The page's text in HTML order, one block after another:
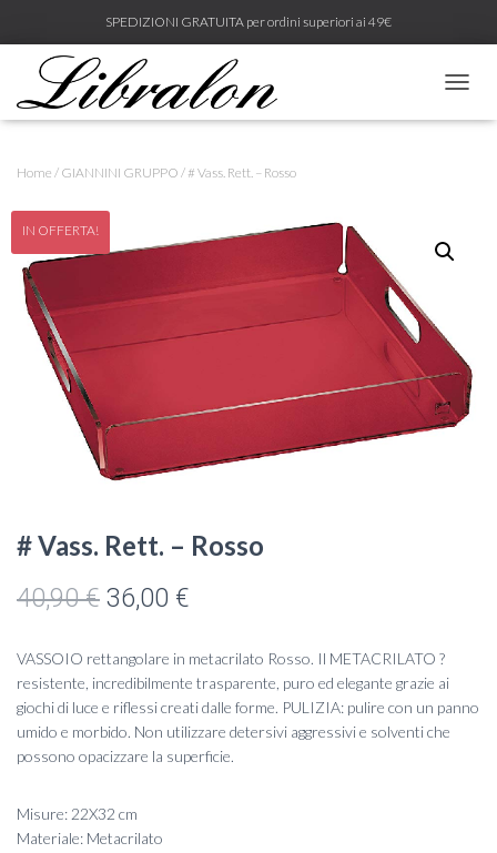
SPEDIZIONI GRATUITA per ordini superiori ai 49€
A
O
G
L
Home / GIANNINI GRUPPO / # Vass. Rett. – Rosso
IN OFFERTA!
# Vass. Rett. – Rosso
40,90€ Il
originale
era:
40,90 €.
36,00 €
attuale
è:
36,00 €.
VASSOIO rettangolare in metacrilato Rosso. Il METACRILATO ?
resistente, incredibilmente trasparente, puro ed elegante grazie ai
giochi di luce e riflessi creati dalle forme. PULIZIA: pulire con un panno
umido e morbido. Non utilizzare detersivi aggressivi e solventi che
possono opacizzare la superficie.
Misure: 22X32 cm
Materiale: Metacrilato